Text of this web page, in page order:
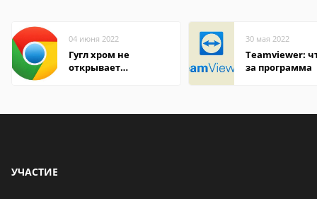
04 июня 2022
Гугл хром не
открывает
30 мая 2022
Teamviewer:
за программа
УЧАСТИЕ